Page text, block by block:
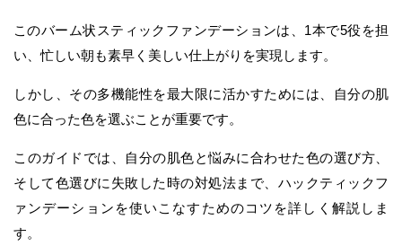
このバーム状スティックファンデーションは、1本で5役を担
い、忙しい朝も素早く美しい仕上がりを実現します。
しかし、その多機能性を最大限に活かすためには、自分の肌
色に合った色を選ぶことが重要です。
このガイドでは、自分の肌色と悩みに合わせた色の選び方、
そして色選びに失敗した時の対処法まで、ハックティックフ
ァンデーションを使いこなすためのコツを詳しく解説しま
す。